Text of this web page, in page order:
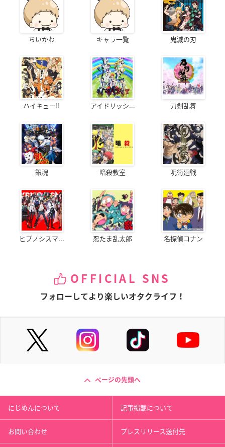
ちいかわ キャラ一覧 鬼滅の刃
ハイキュー!! アイドリッシ... 刀剣乱舞
銀魂 暗殺教室 呪術廻戦
ヒプノシスマ... 忍たま乱太郎 名探偵コナン
OFFICIAL SNS
フォローしてより楽しいオタクライフ！
ページの先頭へ
にじめんについて 記事掲載について
お問い合わせ プレスリリース送付先